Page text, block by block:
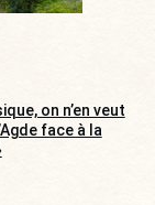
on n’en veut
face à la